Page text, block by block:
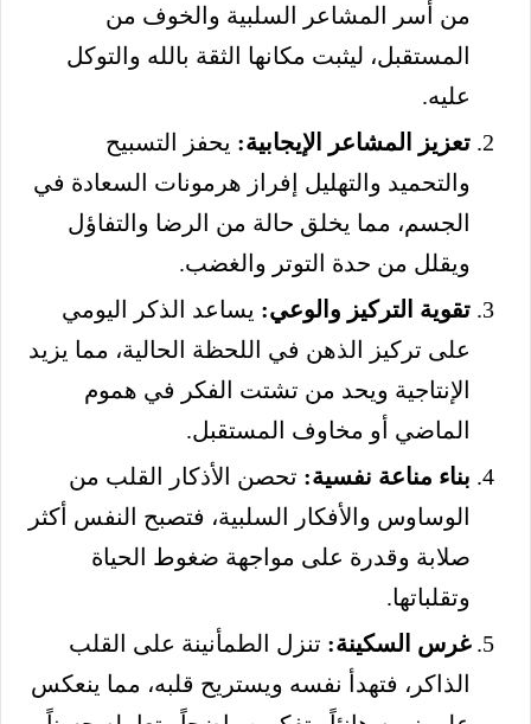
من أسر المشاعر السلبية والخوف من
المستقبل، ليثبت مكانها الثقة بالله والتوكل
عليه.
تعزيز المشاعر الإيجابية: يحفز التسبيح
والتحميد والتهليل إفراز هرمونات السعادة في
الجسم، مما يخلق حالة من الرضا والتفاؤل
ويقلل من حدة التوتر والغضب.
تقوية التركيز والوعي: يساعد الذكر اليومي
على تركيز الذهن في اللحظة الحالية، مما يزيد
الإنتاجية ويحد من تشتت الفكر في هموم
الماضي أو مخاوف المستقبل.
بناء مناعة نفسية: تحصن الأذكار القلب من
الوساوس والأفكار السلبية، فتصبح النفس أكثر
صلابة وقدرة على مواجهة ضغوط الحياة
وتقلباتها.
غرس السكينة: تنزل الطمأنينة على القلب
الذاكر، فتهدأ نفسه ويستريح قلبه، مما ينعكس